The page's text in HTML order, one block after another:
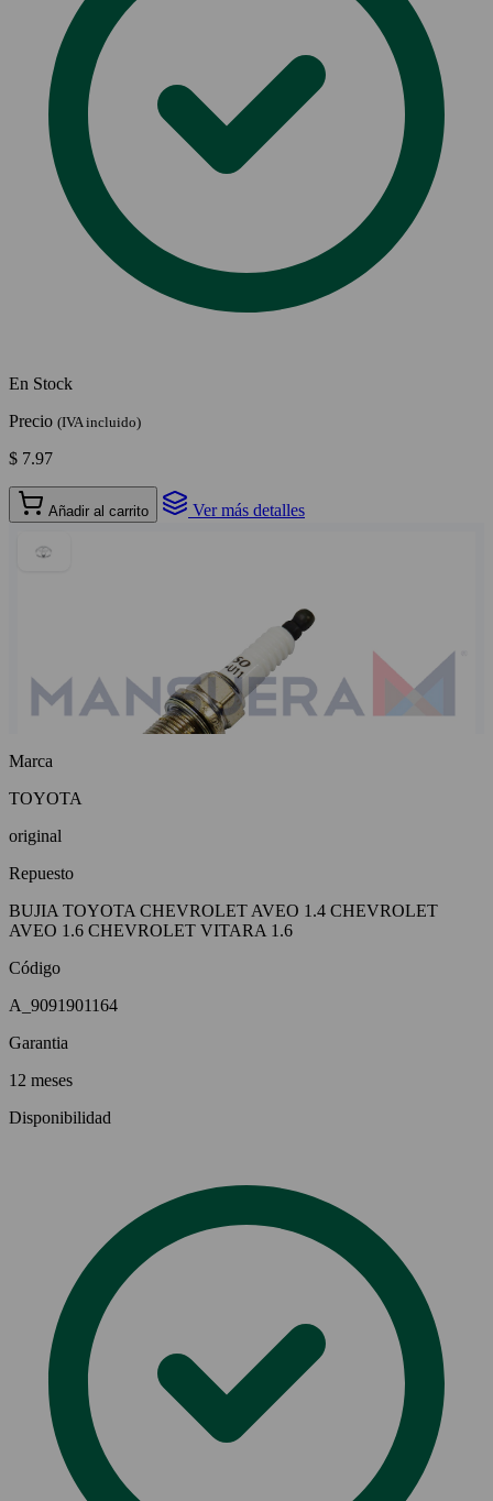
En Stock
Precio (IVA incluido)
$ 7.97
Añadir al carrito Ver más detalles
Marca
TOYOTA
original
Repuesto
BUJIA TOYOTA CHEVROLET AVEO 1.4 CHEVROLET
AVEO 1.6 CHEVROLET VITARA 1.6
Código
A_9091901164
Garantia
12 meses
Disponibilidad